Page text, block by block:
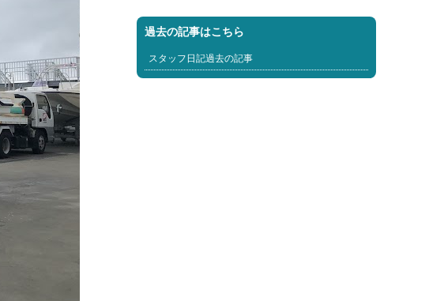
過去の記事はこちら
スタッフ日記過去の記事